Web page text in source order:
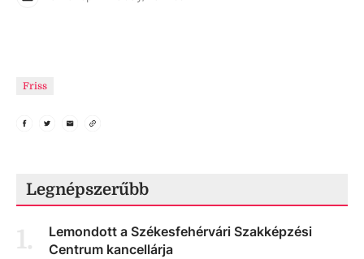
Friss
Legnépszerűbb
1.
Lemondott a Székesfehérvári Szakképzési
Centrum kancellárja